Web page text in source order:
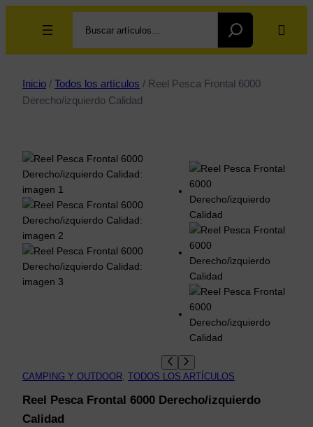
Inicio / Todos los artículos / Reel Pesca Frontal 6000
Derecho/izquierdo Calidad
CAMPING Y OUTDOOR, TODOS LOS ARTÍCULOS
Reel Pesca Frontal 6000 Derecho/izquierdo
Calidad